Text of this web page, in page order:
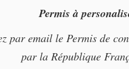
Permis à
par email le Permis de
par la République